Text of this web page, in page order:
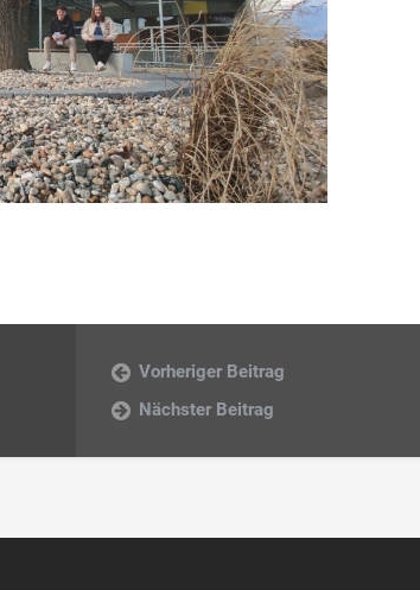
Vorheriger Beitrag
Nächster Beitrag